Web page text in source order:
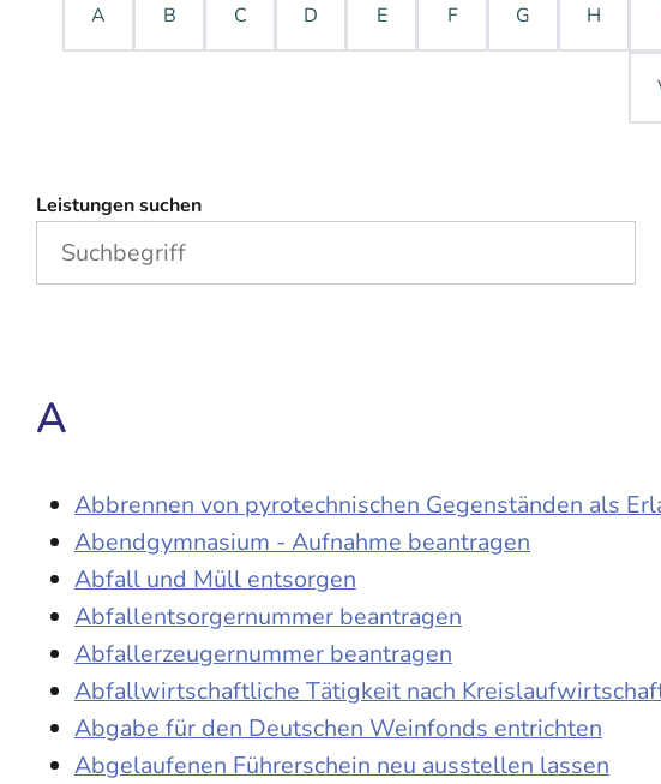
A B C D E F G H
Leistungen suchen
A
Abbrennen von pyrotechnischen Gegenständen als
Abendgymnasium - Aufnahme beantragen
Abfall und Müll entsorgen
Abfallentsorgernummer beantragen
Abfallerzeugernummer beantragen
Abfallwirtschaftliche Tätigkeit nach
Abgabe für den Deutschen Weinfonds entrichten
Abgelaufenen Führerschein neu ausstellen lassen